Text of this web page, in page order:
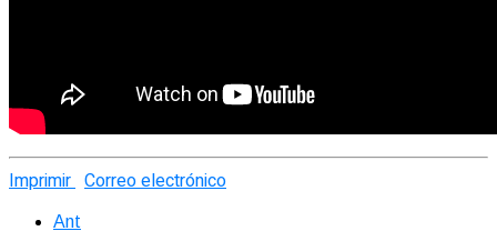
Imprimir Correo electrónico
Ant